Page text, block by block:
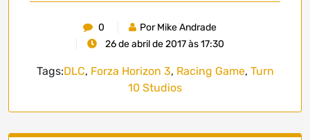
0
Por Mike Andrade
26 de abril de 2017 às 17:30
Tags:DLC, Forza Horizon 3, Racing Game, Turn
10 Studios